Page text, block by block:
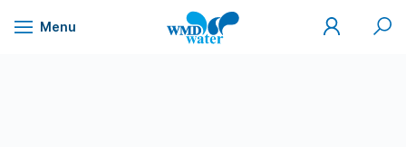
Naar
Menu
WMD
Drinkwater
Mijn
WMD
Zoek